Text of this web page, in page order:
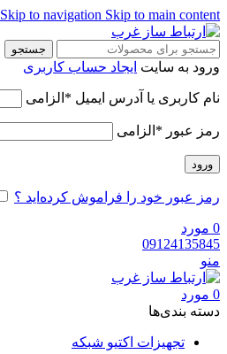
Skip to navigation Skip to main content
جستجو
ورود به سایت ایجاد حساب کاربری
نام کاربری یا آدرس ایمیل * الزامی
رمز عبور * الزامی
ورود
رمز عبور خود را فراموش کرده‌اید ؟
0 مورد
09124135845
منو
0 مورد
دسته‌ بندی‌ها
تجهیزات اکتیو شبکه